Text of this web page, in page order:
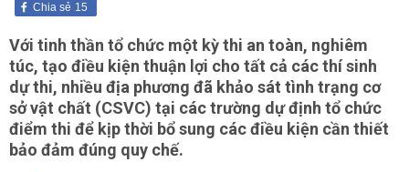
15
Chia sẻ
Với tinh thần tổ chức một kỳ thi an toàn, nghiêm
túc, tạo điều kiện thuận lợi cho tất cả các thí sinh
dự thi, nhiều địa phương đã khảo sát tình trạng cơ
sở vật chất (CSVC) tại các trường dự định tổ chức
điểm thi để kịp thời bổ sung các điều kiện cần thiết
bảo đảm đúng quy chế.